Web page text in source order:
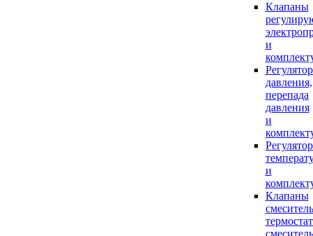
Клапаны
и
давления,
перепада
давления
и
и
Клапаны